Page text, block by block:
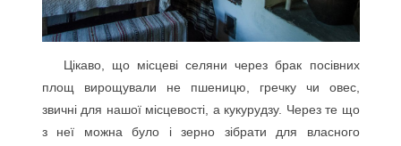
Цікаво, що місцеві селяни через брак посівних
площ вирощували не пшеницю, гречку чи овес,
звичні для нашої місцевості, а кукурудзу. Через те що
з неї можна було і зерно зібрати для власного